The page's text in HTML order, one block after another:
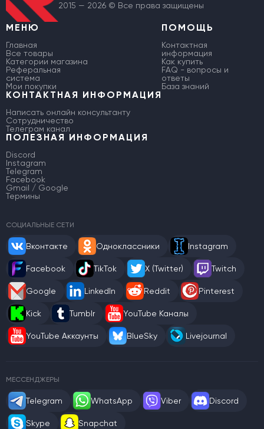
2015 — 2026 © Все права защищены
МЕНЮ
Главная
Все товары
Категории магазина
Реферальная
система
Мои покупки
ПОМОЩЬ
Контактная
информация
Как купить
FAQ - вопросы и
ответы
База знаний
КОНТАКТНАЯ ИНФОРМАЦИЯ
Написать онлайн консультанту
Сотрудничество
Телеграм канал
ПОЛЕЗНАЯ ИНФОРМАЦИЯ
Discord
Instagram
Telegram
Facebook
Gmail / Google
Термины
СОЦИАЛЬНЫЕ СЕТИ
Вконтакте Одноклассники Instagram
Facebook TikTok X (Twitter) Twitch
Google LinkedIn Reddit Pinterest
Kick Tumblr YouTube Каналы
YouTube Аккаунты BlueSky Livejournal
МЕССЕНДЖЕРЫ
Telegram WhatsApp Viber Discord
Skype Snapchat